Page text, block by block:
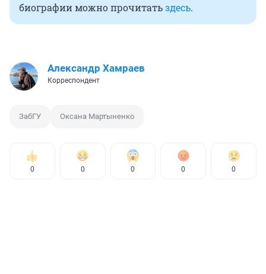
биографии можно прочитатьздесь.
Александр Хамраев
Корреспондент
ЗабГУ Оксана Мартыненко
0 0 0 0 0